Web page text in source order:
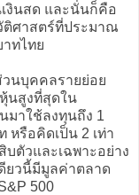
เงินสด และนั่นก็คือ
ติศาสตร์ที่ประมาณ
ทไทย
นบุคคลรายย่อย
นสูงที่สุดใน
มาใช้ลงทุนถึง 1
หรือคิดเป็น 2 เท่า
บตัวและเฉพาะอย่าง
ยวนี้มีมูลค่าตลาด
500